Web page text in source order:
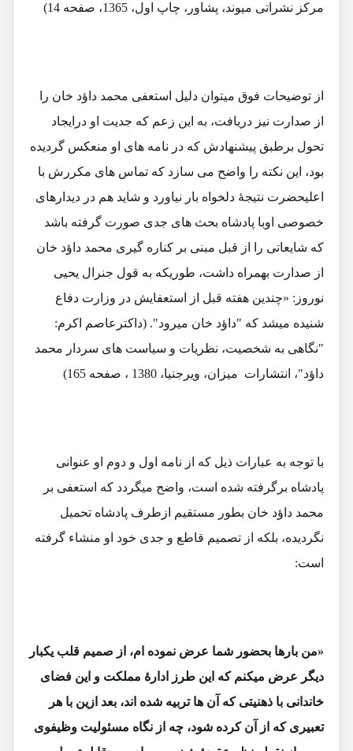
مرکز نشراتی میوند، پشاور، چاپ اول، 1365، صفحه 14)
از توضیحات فوق میتوان دلیل استعفی محمد داؤد خان را
از صدارت نیز دریافت، به این زعم که جدیت او درایجاد
تحول برطبق پیشنهادش که در نامه های او منعکس گردیده
بود، این نکته را واضح می سازد که تماس های مکررش با
اعلیحضرت نتیجۀ دلخواه بار نیاورد و شاید هم در دیدارهای
خصوصی اوبا پادشاه بحث های جدی صورت گرفته باشد
که شایعاتی را از قبل مبنی بر کناره گیری محمد داؤد خان
از صدارت بهمراه داشت، طوریکه به قول جنرال یحیی
نوروز: «چندین هفته قبل از استعفایش در وزارت دفاع
شنیده میشد که "داؤد خان میرود". (داکترعاصم اکرم:
"نگاهی به شخصیت، نظریات و سیاست های سردار محمد
داؤد"، انتشارات میزان، ویرجنیا، 1380 ، صفحه 165)
با توجه به عبارات ذیل که از نامه اول و دوم او عنوانی
پادشاه برگرفته شده است، واضح میگردد که استعفی بر
محمد داؤد خان بطور مستقیم ازطرف پادشاه تحمیل
نگردیده، بلکه از تصمیم قاطع و جدی خود او منشاء گرفته
است:
«من بارها بحضور شما عرض نموده ام، از صمیم قلب یکبار
دیگر عرض میکنم که این طرز ادارۀ مملکت و این فضای
خاندانی با ذهنیتی که آن ها تربیه شده اند، بعد ازین با هر
تعبیری که از آن کرده شود، چه از نگاه مسئولیت وظیفوی